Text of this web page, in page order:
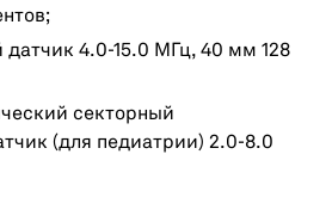
датчик 4.0-15.0 МГц, 40 мм 128
секторный
(для педиатрии) 2.0-8.0